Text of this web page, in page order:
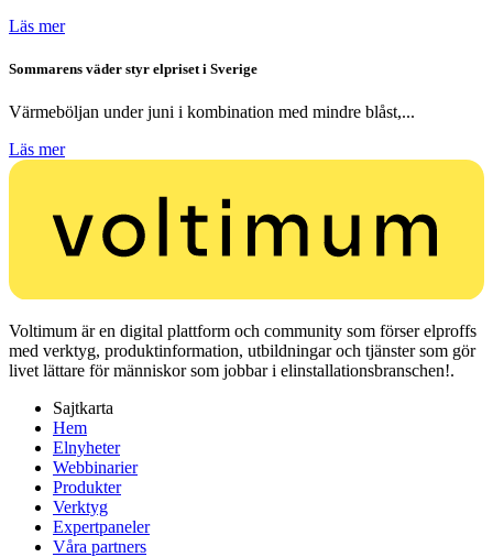
Läs mer
Sommarens väder styr elpriset i Sverige
Värmeböljan under juni i kombination med mindre blåst,...
Läs mer
Voltimum är en digital plattform och community som förser elproffs
med verktyg, produktinformation, utbildningar och tjänster som gör
livet lättare för människor som jobbar i elinstallationsbranschen!.
Sajtkarta
Hem
Elnyheter
Webbinarier
Produkter
Verktyg
Expertpaneler
Våra partners